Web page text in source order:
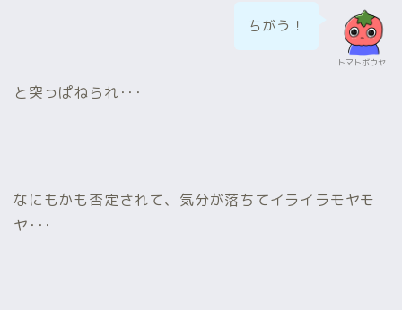
トマトボウヤ
ちがう！
と突っぱねられ･･･
なにもかも否定されて、気分が落ちてイライラモヤモ
ヤ･･･